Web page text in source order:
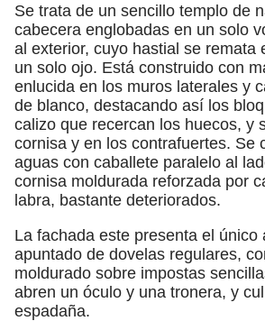
Se trata de un sencillo templo de
cabecera englobadas en un solo
al exterior, cuyo hastial se remata
un solo ojo. Está construido con
enlucida en los muros laterales y
de blanco, destacando así los
calizo que recercan los huecos, y
cornisa y en los contrafuertes. Se
aguas con caballete paralelo al
cornisa moldurada reforzada por
labra, bastante deteriorados.
La fachada este presenta el único
apuntado de dovelas regulares,
moldurado sobre impostas
abren un óculo y una tronera, y
espadaña.